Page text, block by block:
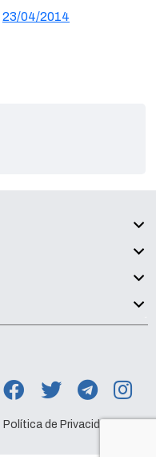
23/04/2014
Política de Privacidad